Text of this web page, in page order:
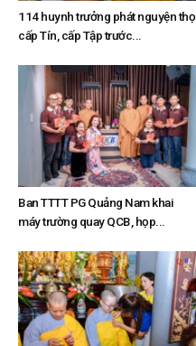
114 huynh trưởng phát nguyện thọ
cấp Tín, cấp Tập trước...
Ban TTTT PG Quảng Nam khai
máy trường quay QCB, họp...